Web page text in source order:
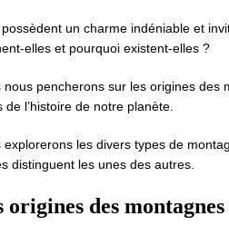
possèdent un charme indéniable et
elles et pourquoi existent-elles ?
nous pencherons sur les origines des
de l’histoire de notre planète.
explorerons les divers types de
distinguent les unes des autres.
origines des